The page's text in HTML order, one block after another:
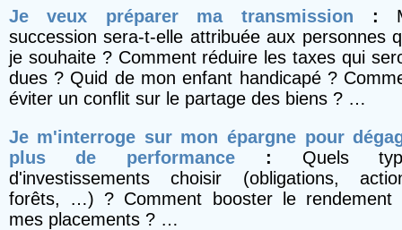
Je veux préparer ma transmission
:
succession sera-t-elle attribuée aux personnes
je souhaite ? Comment réduire les taxes qui
dues ? Quid de mon enfant handicapé ?
éviter un conflit sur le partage des biens ? …
Je m'interroge sur mon épargne pour
plus de performance : Quels
d'investissements choisir (obligations,
forêts, …) ? Comment booster le rendement
mes placements ? …